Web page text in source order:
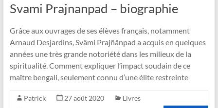
Svami Prajnanpad – biographie
Grâce aux ouvrages de ses élèves français, notamment
Arnaud Desjardins, Svâmi Prajñânpad a acquis en quelques
années une très grande notoriété dans les milieux de la
spiritualité. Comment expliquer l’impact soudain de ce
maître bengali, seulement connu d’une élite restreinte
Patrick 27 août 2020
Livres